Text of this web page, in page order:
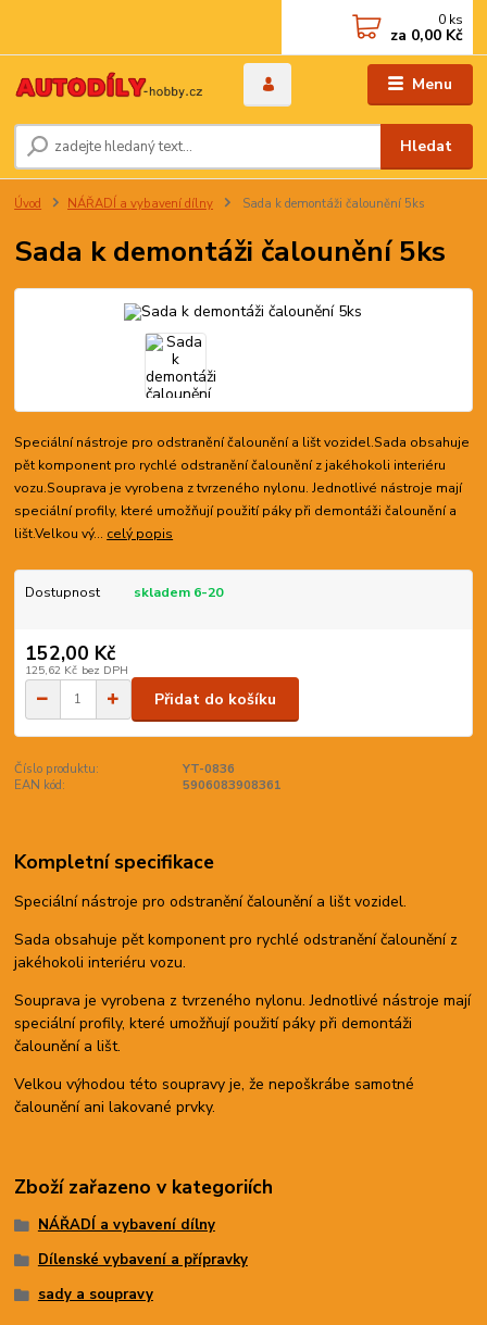
Menu
Hledat
0 ks
za 0,00 Kč
Úvod NÁŘADÍ a vybavení dílny Sada k demontáži čalounění 5ks
Sada k demontáži čalounění 5ks
Speciální nástroje pro odstranění čalounění a lišt vozidel.Sada obsahuje
pět komponent pro rychlé odstranění čalounění z jakéhokoli interiéru
vozu.Souprava je vyrobena z tvrzeného nylonu. Jednotlivé nástroje mají
speciální profily, které umožňují použití páky při demontáži čalounění a
lišt.Velkou vý... celý popis
Dostupnost skladem 6-20
152,00 Kč
125,62 Kč bez DPH
Přidat do košíku
Číslo produktu:
YT-0836
EAN kód:
5906083908361
Kompletní specifikace
Speciální nástroje pro odstranění čalounění a lišt vozidel.
Sada obsahuje pět komponent pro rychlé odstranění čalounění z
jakéhokoli interiéru vozu.
Souprava je vyrobena z tvrzeného nylonu. Jednotlivé nástroje mají
speciální profily, které umožňují použití páky při demontáži
čalounění a lišt.
Velkou výhodou této soupravy je, že nepoškrábe samotné
čalounění ani lakované prvky.
Zboží zařazeno v kategoriích
NÁŘADÍ a vybavení dílny
Dílenské vybavení a přípravky
sady a soupravy